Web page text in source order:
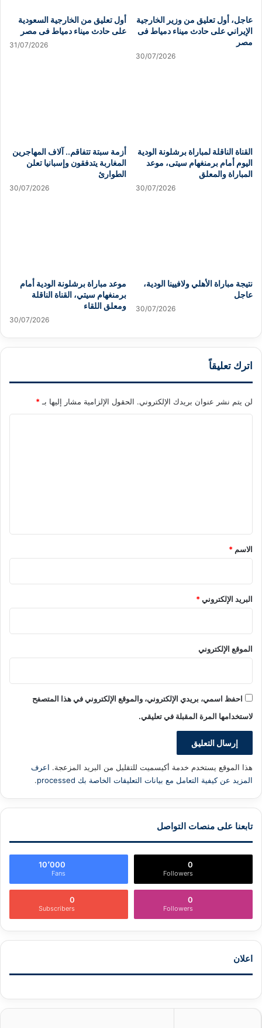
أول تعليق من الخارجية السعودية
على حادث ميناء دمياط فى مصر
31/07/2026
عاجل، أول تعليق من وزير الخارجية
الإيراني على حادث ميناء دمياط فى
مصر
30/07/2026
أزمة سبتة تتفاقم.. آلاف المهاجرين
المغاربة يتدفقون وإسبانيا تعلن
الطوارئ
30/07/2026
القناة الناقلة لمباراة برشلونة الودية
اليوم أمام برمنغهام سيتى، موعد
المباراة والمعلق
30/07/2026
موعد مباراة برشلونة الودية أمام
برمنغهام سيتي، القناة الناقلة
ومعلق اللقاء
30/07/2026
نتيجة مباراة الأهلي ولافيينا الودية،
عاجل
30/07/2026
اترك تعليقاً
لن يتم نشر عنوان بريدك الإلكتروني. الحقول الإلزامية مشار إليها بـ *
*
الاسم *
البريد الإلكتروني*
الموقع الإلكتروني
احفظ اسمي، بريدي الإلكتروني، والموقع الإلكتروني في هذا المتصفح
لاستخدامها المرة المقبلة في تعليقي.
هذا الموقع يستخدم خدمة أكيسميت للتقليل من البريد المزعجة. اعرف
المزيد عن كيفية التعامل مع بيانات التعليقات الخاصة بك processed
.
تابعنا على منصات التواصل
10٬000
Fans
0
Followers
0
Subscribers
0
Followers
اعلان